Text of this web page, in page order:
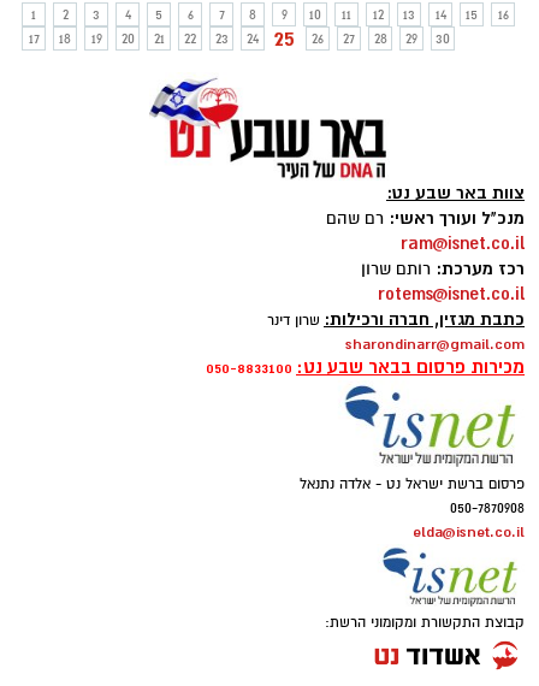
1
2 3 4 5 6 7 8 9 10 11 12 13 14 15
16
17
18 19 20 21 22 23 24 25 26 27 28 29 30
צוות באר שבע נט:
מנכ"ל ועורך ראשי: רם שהם
ram@isnet.co.il
רכז מערכת: רותם שרון
rotems@isnet.co.il
כתבת מגזין, חברה ורכילות: שרון דינר
sharondinarr@gmail.com
מכירות פרסום בבאר שבע נט: 050-8833100
פרסום ברשת ישראל נט - אלדה נתנאל
050-7870908
elda@isnet.co.il
קבוצת התקשורת ומקומוני הרשת: